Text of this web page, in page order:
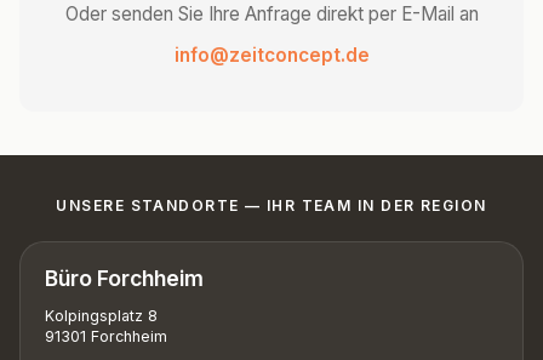
Oder senden Sie Ihre Anfrage direkt per E-Mail an
info@zeitconcept.de
UNSERE STANDORTE — IHR TEAM IN DER REGION
Büro Forchheim
Kolpingsplatz 8
91301 Forchheim